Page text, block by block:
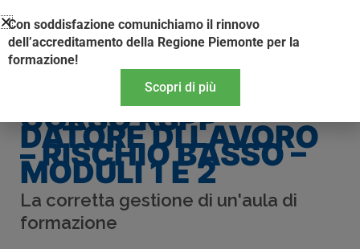
al
contenuto
CORSO RSPP
DATORE DI LAVORO
– RISCHIO BASSO –
MODULI 1 E 2
La corretta gestione di un'aula di
formazione
Con soddisfazione comunichiamo il rinnovo
dell’accreditamento della Regione Piemonte per la
formazione!
Scopri di più